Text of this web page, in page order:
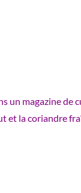
un magazine de
et la coriandre